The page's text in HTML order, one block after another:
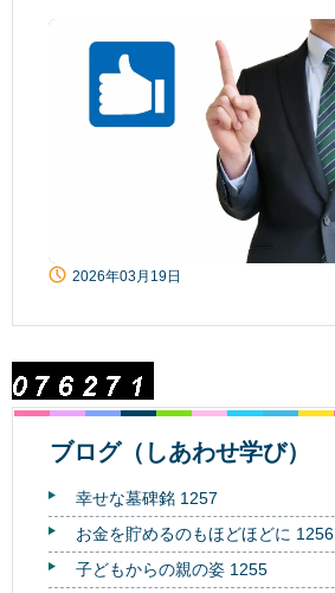
2026年03月19日
ブログ（しあわせ学び）
幸せな墓碑銘 1257
お金を貯めるのもほどほどに 1256
子どもからの親の姿 1255